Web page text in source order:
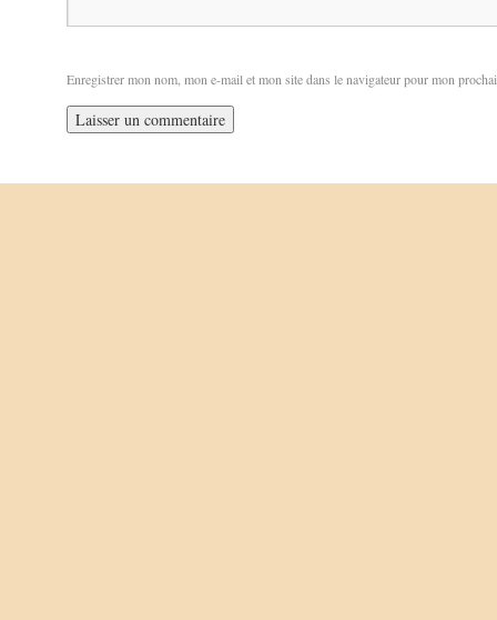
Enregistrer mon nom, mon e-mail et mon site dans le navigateur pour mon